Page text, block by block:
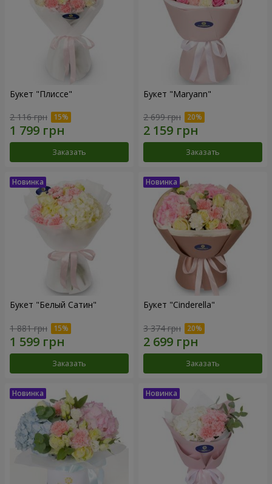
Букет "Плиссе"
2 116 грн
Заказать
Букет "Maryann"
2 699 грн
Заказать
Букет "Белый Сатин"
1 881 грн
Заказать
Букет "Cinderella"
3 374 грн
Заказать